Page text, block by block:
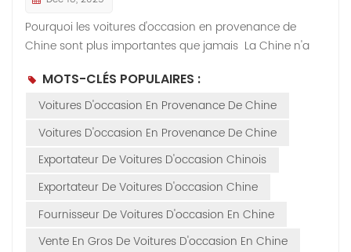
Pourquoi les voitures d'occasion en provenance de
Chine sont plus importantes que jamais La Chine n'a
d'occasion du jour au lendemain. À l'instar de la tortue
du conte, elle a progressé lentement mais sûrement. Le
premier exportateur mondial d'automobiles en 2023,
avec plus de 1,4 million de véhicules exportés. Si les
voitures neuves continuent de faire la une des journaux,
les voitures d'occasion et quasi neuves représentent
déjà 15 % des exportations.–Les automobiles
représentent 20 % des exportations totales, et ce
MOTS-CLÉS POPULAIRES :
Voitures D'occasion En Provenance De Chine
Voitures D'occasion En Provenance De Chine
Exportateur De Voitures D'occasion Chinois
Exportateur De Voitures D'occasion Chine
Fournisseur De Voitures D'occasion En Chine
Vente En Gros De Voitures D'occasion En Chine